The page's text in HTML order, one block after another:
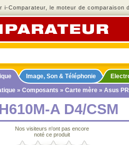
i-Comparateur, le moteur de comparaison
Image, Son & Téléphonie
» Composants » Carte mère » Asus
A D4/CSM
Nos visiteurs n'ont pas encore
noté ce produit